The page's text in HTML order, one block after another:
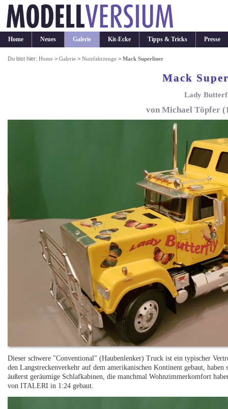
Home Neues Galerie Kit-Ecke Tipps & Tricks Presse
Du bist hier:Home >Galerie >Nutzfahrzeuge >Mack Superliner
Mack
Lady
von Michael Töpfer
Dieser schwere "Conventional" (Haubenlenker) Truck ist ein typischer
den Langstreckenverkehr auf dem amerikanischen Kontinent gebaut,
äußerst geräumige Schlafkabinen, die manchmal Wohnzimmerkomfort
von ITALERI in 1:24 gebaut.